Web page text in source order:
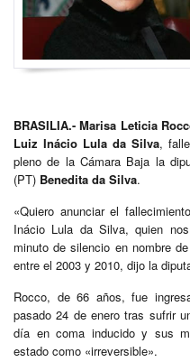
BRASILIA.- Marisa Leticia
Luiz Inácio Lula da Silva,
pleno de la Cámara Baja la
(PT) Benedita da Silva.
«Quiero anunciar el
Inácio Lula da Silva, quien
minuto de silencio en nombre
entre el 2003 y 2010, dijo la
Rocco, de 66 años, fue
pasado 24 de enero tras sufrir
día en coma inducido y sus
estado como «irreversible».